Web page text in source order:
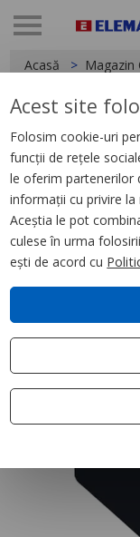
Acasă Magazin
Releu de
La
Vca, 2 Id
Acest site
Folosim cookie-uri
funcții de rețele
le oferim partenerilor
informații cu privire
Aceștia le pot
culese în urma
ești de acord cu